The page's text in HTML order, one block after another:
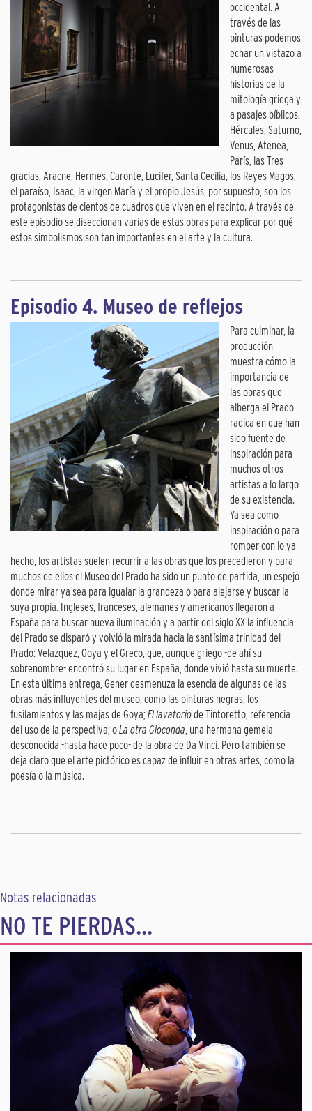
occidental. A
través de las
pinturas podemos
echar un vistazo a
numerosas
historias de la
mitología griega y
a pasajes bíblicos.
Hércules, Saturno,
Venus, Atenea,
París, las Tres
gracias, Aracne, Hermes, Caronte, Lucifer, Santa Cecilia, los Reyes Magos,
el paraíso, Isaac, la virgen María y el propio Jesús, por supuesto, son los
protagonistas de cientos de cuadros que viven en el recinto. A través de
este episodio se diseccionan varias de estas obras para explicar por qué
estos simbolismos son tan importantes en el arte y la cultura.
Episodio 4. Museo de reflejos
Para culminar, la
producción
muestra cómo la
importancia de
las obras que
alberga el Prado
radica en que han
sido fuente de
inspiración para
muchos otros
artistas a lo largo
de su existencia.
Ya sea como
inspiración o para
romper con lo ya
hecho, los artistas suelen recurrir a las obras que los precedieron y para
muchos de ellos el Museo del Prado ha sido un punto de partida, un espejo
donde mirar ya sea para igualar la grandeza o para alejarse y buscar la
suya propia. Ingleses, franceses, alemanes y americanos llegaron a
España para buscar nueva iluminación y a partir del siglo XX la influencia
del Prado se disparó y volvió la mirada hacia la santísima trinidad del
Prado: Velazquez, Goya y el Greco, que, aunque griego -de ahí su
sobrenombre- encontró su lugar en España, donde vivió hasta su muerte.
En esta última entrega, Gener desmenuza la esencia de algunas de las
obras más influyentes del museo, como las pinturas negras, los
fusilamientos y las majas de Goya;El lavatoriode Tintoretto, referencia
del uso de la perspectiva; oLa otra Gioconda, una hermana gemela
desconocida -hasta hace poco- de la obra de Da Vinci. Pero también se
deja claro que el arte pictórico es capaz de influir en otras artes, como la
poesía o la música.
Notas relacionadas
NO TE PIERDAS...